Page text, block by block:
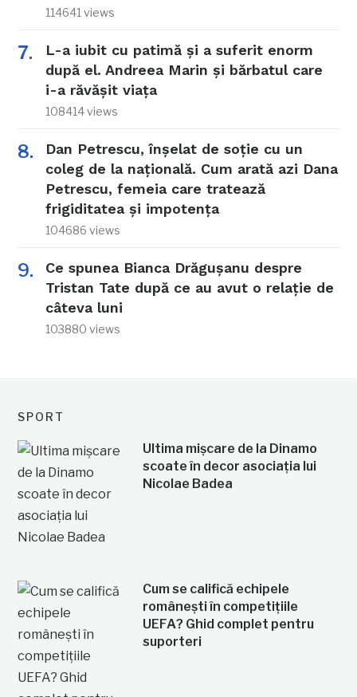
114641 views
L-a iubit cu patimă și a suferit enorm
după el. Andreea Marin și bărbatul care
i-a răvășit viața
108414 views
Dan Petrescu, înșelat de soție cu un
coleg de la națională. Cum arată azi Dana
Petrescu, femeia care tratează
frigiditatea și impotența
104686 views
Ce spunea Bianca Drăgușanu despre
Tristan Tate după ce au avut o relație de
câteva luni
103880 views
SPORT
Ultima mișcare de la Dinamo
scoate în decor asociația lui
Nicolae Badea
Cum se califică echipele
românești în competițiile
UEFA? Ghid complet pentru
suporteri